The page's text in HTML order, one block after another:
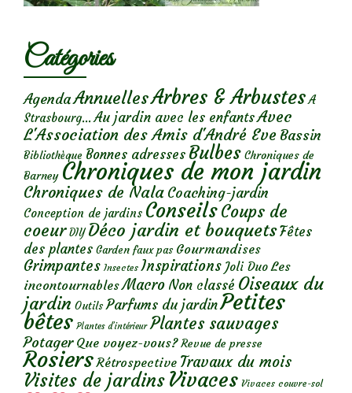
Catégories
AgendaAnnuellesArbres & Arbustes A
Strasbourg... Au jardin avec les enfantsAvec
L'Association des Amis d'André Eve Bassin
Bibliothèque Bonnes adresses Bulbes Chroniques de
Barney Chroniques de mon jardin
Chroniques de Nala Coaching-jardin
Conception de jardins ConseilsCoups de
coeur DIY Déco jardin et bouquetsFêtes
des plantes Garden faux pas Gourmandises
Grimpantes Insectes Inspirations Joli Duo Les
incontournables Macro Non classé Oiseaux du
jardin Outils Parfums du jardinPetites
bêtes Plantes d’intérieur Plantes sauvages
Potager Que voyez-vous? Revue de presse
Rosiers Rétrospective Travaux du mois
Visites de jardins Vivaces Vivaces couvre-sol